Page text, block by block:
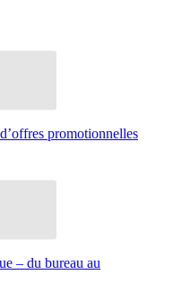
promotionnelles
– du bureau au